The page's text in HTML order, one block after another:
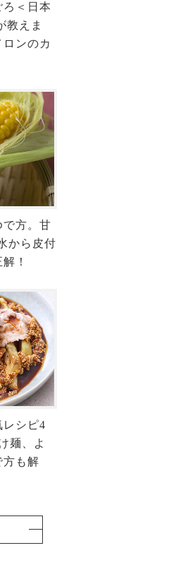
＜日本
教えま
ンのカ
で方。甘
から皮付
！
レシピ4
麺、よ
方も解